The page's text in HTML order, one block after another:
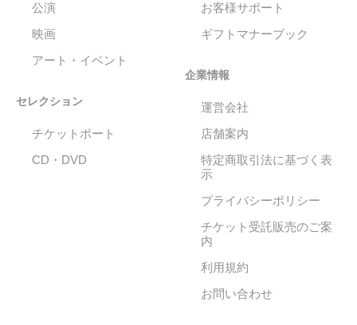
公演
映画
アート・イベント
セレクション
チケットポート
CD・DVD
お客様サポート
ギフトマナーブック
企業情報
運営会社
店舗案内
特定商取引法に基づく表
示
プライバシーポリシー
チケット受託販売のご案
内
利用規約
お問い合わせ